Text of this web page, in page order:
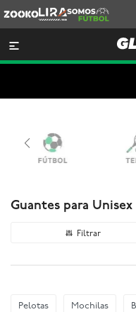
Lira
Somos
Futbol

Guantes para Unisex
Pelotas Mochilas